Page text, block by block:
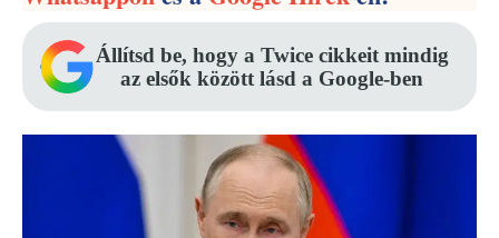
Állítsd be, hogy a Twice cikkeit mindig
az elsők között lásd a Google-ben